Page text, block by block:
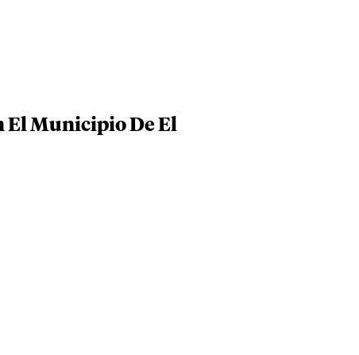
El Municipio De El